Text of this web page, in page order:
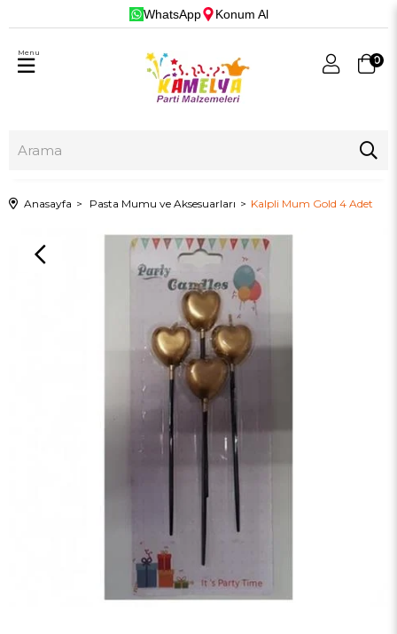
WhatsApp Konum Al
0
Menu
Anasayfa Pasta Mumu ve Aksesuarları Kalpli Mum Gold 4 Adet